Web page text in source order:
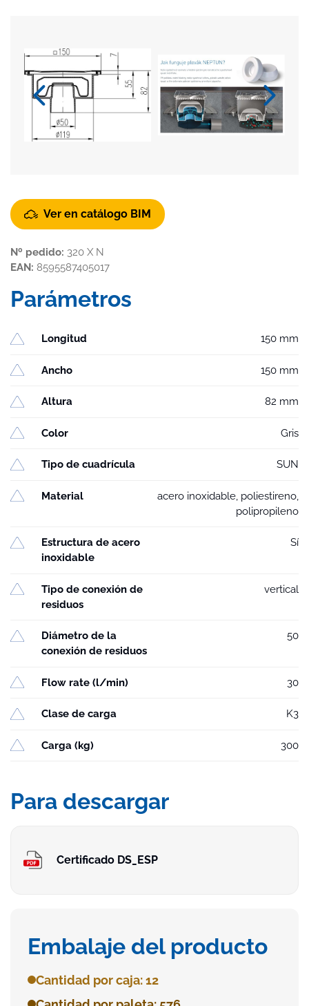
Ver en catálogo BIM
Nº pedido: 320 X N
EAN: 8595587405017
Parámetros
Longitud 150 mm
Ancho 150 mm
Altura 82 mm
Color Gris
Tipo de cuadrícula SUN
Material
acero inoxidable, poliestireno,
polipropileno
Estructura de acero
inoxidable
Sí
Tipo de conexión de
residuos
vertical
Diámetro de la
conexión de residuos
50
Flow rate (l/min) 30
Clase de carga K3
Carga (kg) 300
Para descargar
Certificado DS_ESP
Embalaje del producto
Cantidad por caja: 12